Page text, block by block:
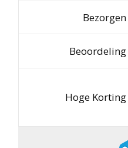
Bezorgen
Beoordeling
Hoge Korting